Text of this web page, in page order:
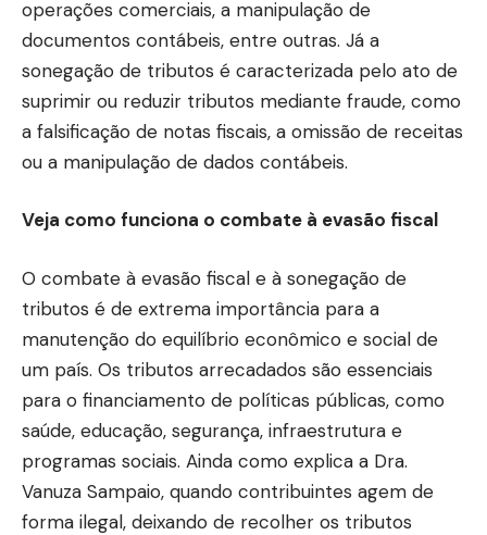
operações comerciais, a manipulação de
documentos contábeis, entre outras. Já a
sonegação de tributos é caracterizada pelo ato de
suprimir ou reduzir tributos mediante fraude, como
a falsificação de notas fiscais, a omissão de receitas
ou a manipulação de dados contábeis.
Veja como funciona o combate à evasão fiscal
O combate à evasão fiscal e à sonegação de
tributos é de extrema importância para a
manutenção do equilíbrio econômico e social de
um país. Os tributos arrecadados são essenciais
para o financiamento de políticas públicas, como
saúde, educação, segurança, infraestrutura e
programas sociais. Ainda como explica a Dra.
Vanuza Sampaio, quando contribuintes agem de
forma ilegal, deixando de recolher os tributos